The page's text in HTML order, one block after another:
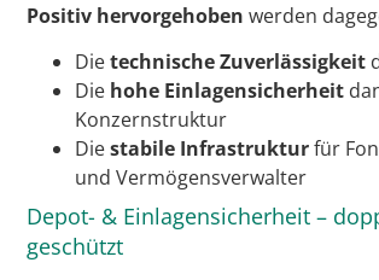
Positiv hervorgehoben werden
Dietechnische Zuverlässigkeit
Die hohe Einlagensicherheit
Konzernstruktur
Diestabile Infrastrukturfür
und Vermögensverwalter
Depot- & Einlagensicherheit –
geschützt